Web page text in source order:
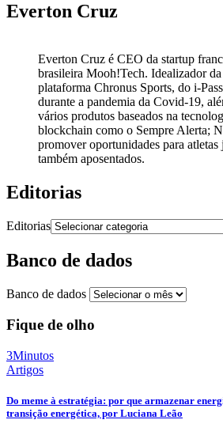
Everton Cruz
Everton Cruz é CEO da startup
brasileira Mooh!Tech. Idealizador da
plataforma Chronus Sports, do i-
durante a pandemia da Covid-19,
vários produtos baseados na
blockchain como o Sempre Alerta;
promover oportunidades para atletas
também aposentados.
Editorias
Editorias
Banco de dados
Banco de dados
Fique de olho
3Minutos
Artigos
Do meme à estratégia: por que armazenar
transição energética, por Luciana Leão